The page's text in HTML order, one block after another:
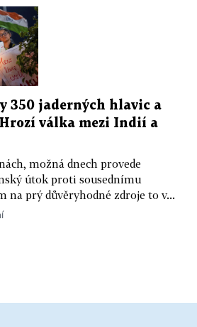
350 jaderných hlavic a
válka mezi Indií a
možná dnech provede
útok proti sousednímu
na prý důvěryhodné zdroje to v...